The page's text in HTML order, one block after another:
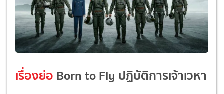
เรื่องย่อ Born to Fly ปฏิบัติการเจ้าเวหา